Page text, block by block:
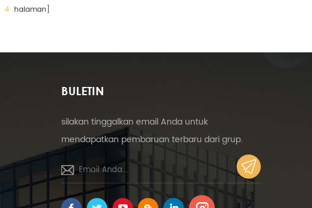
4halaman]
BULETIN
silakan tinggalkan email Anda untuk
mendapatkan pembaruan terbaru dari grup.